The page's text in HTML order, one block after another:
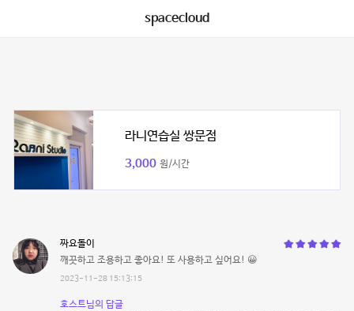
spacecloud
라니연습실 쌍문점
3,000 원/시간
짜요돌이
깨끗하고 조용하고 좋아요! 또 사용하고 싶어요! 😀
2023-11-28 15:13:15
호스트님의 답글